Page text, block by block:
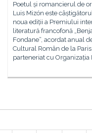
Poetul și romancierul de
Luis Mizón este
noua ediții a Premiului
literatură francofonă
Fondane“, acordat anual
Cultural Român de la
parteneriat cu Organizația